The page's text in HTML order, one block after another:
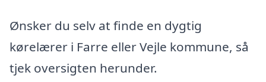
Ønsker du selv at finde en dygtig
kørelærer i Farre eller Vejle kommune, så
tjek oversigten herunder.